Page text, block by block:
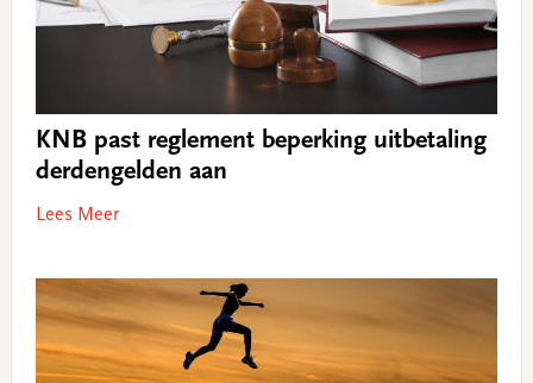
KNB past reglement beperking uitbetaling
derdengelden aan
Lees Meer